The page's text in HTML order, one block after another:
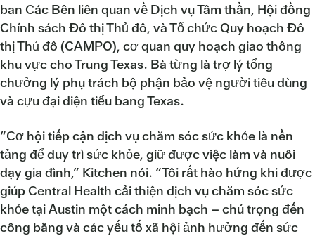
ban Các Bên liên quan về Dịch vụ Tâm thần, Hội đồng
Chính sách Đô thị Thủ đô, và Tổ chức Quy hoạch Đô
thị Thủ đô (CAMPO), cơ quan quy hoạch giao thông
khu vực cho Trung Texas. Bà từng là trợ lý tổng
chưởng lý phụ trách bộ phận bảo vệ người tiêu dùng
và cựu đại diện tiểu bang Texas.
“Cơ hội tiếp cận dịch vụ chăm sóc sức khỏe là nền
tảng để duy trì sức khỏe, giữ được việc làm và nuôi
dạy gia đình,” Kitchen nói. “Tôi rất hào hứng khi được
giúp Central Health cải thiện dịch vụ chăm sóc sức
khỏe tại Austin một cách minh bạch – chú trọng đến
công bằng và các yếu tố xã hội ảnh hưởng đến sức